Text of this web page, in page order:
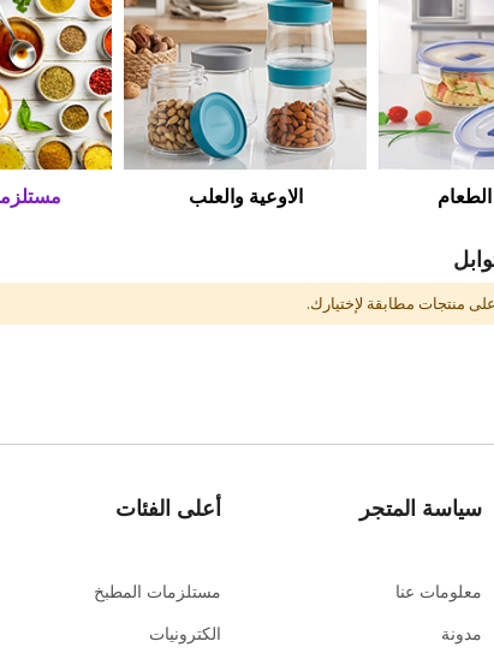
الاوعية والعلب
منتجات مطابقة لإختيارك.
سياسة المتجر
معلومات عنا
مدونة
أعلى الفئات
مستلزمات المطبخ
الكترونيات